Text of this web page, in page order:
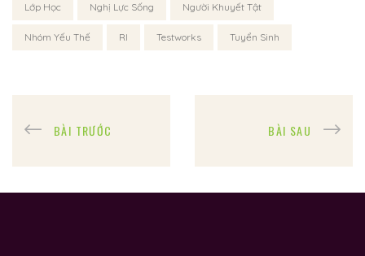
Lớp Học Nghị Lực Sống Người Khuyết Tật
Nhóm Yếu Thế RI Testworks Tuyển Sinh
BÀI TRƯỚC BÀI SAU